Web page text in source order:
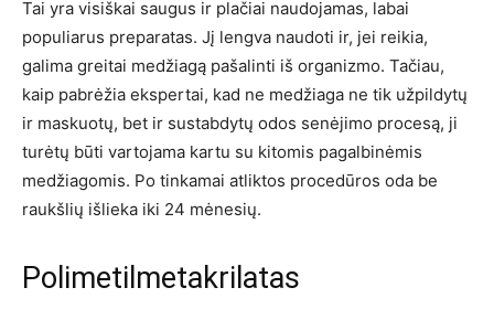
Tai yra visiškai saugus ir plačiai naudojamas, labai
populiarus preparatas. Jį lengva naudoti ir, jei reikia,
galima greitai medžiagą pašalinti iš organizmo. Tačiau,
kaip pabrėžia ekspertai, kad ne medžiaga ne tik užpildytų
ir maskuotų, bet ir sustabdytų odos senėjimo procesą, ji
turėtų būti vartojama kartu su kitomis pagalbinėmis
medžiagomis. Po tinkamai atliktos procedūros oda be
raukšlių išlieka iki 24 mėnesių.
Polimetilmetakrilatas